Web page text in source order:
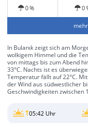
0 % 0
In Bulanık zeigt sich am
wolkigem Himmel und die
von mittags bis zum Abend
33°C. Nachts ist es
Temperatur fällt auf 22°C.
der Wind aus südwestlicher
Geschwindigkeiten zwischen
05:42 Uhr